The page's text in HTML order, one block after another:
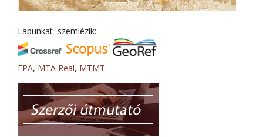
Lapunkat szemlézik:
EPA, MTA Real, MTMT